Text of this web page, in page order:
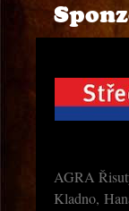
AGRA
Kladno,